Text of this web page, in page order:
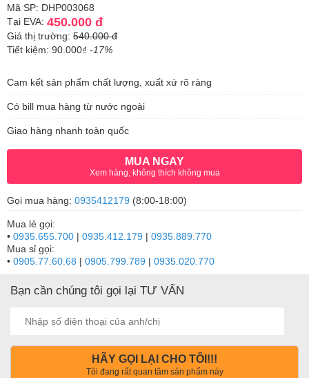
Mã SP: DHP003068
Tại EVA: 450.000 đ
Giá thị trường: 540.000 đ
Tiết kiệm: 90.000₫ -17%
Cam kết sản phẩm chất lượng, xuất xứ rõ ràng
Có bill mua hàng từ nước ngoài
Giao hàng nhanh toàn quốc
MUA NGAY
Xem hàng, không thích không mua
Gọi mua hàng: 0935412179 (8:00-18:00)
Mua lẻ gọi:
• 0935.655.700 | 0935.412.179 | 0935.889.770
Mua sỉ gọi:
• 0905.77.60.68 | 0905.799.789 | 0935.020.770
Bạn cần chúng tôi gọi lại TƯ VẤN
HÃY GỌI LẠI CHO TÔI!!!
Tôi đang rất quan tâm sản phẩm này